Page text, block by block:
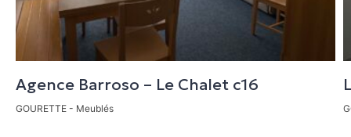
SENTIER DE RANDONNÉE TENNIS
CALCULER MON ITINÉRAIRE
Agence Barroso – Le Chalet c16
GOURETTE - Meublés